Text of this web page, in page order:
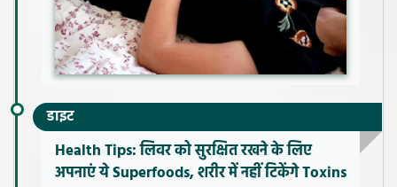
डाइट
Health Tips: लिवर को सुरक्षित रखने के लिए
अपनाएं ये Superfoods, शरीर में नहीं टिकेंगे Toxins